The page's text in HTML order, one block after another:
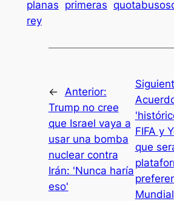
planas primeras
rey
←
Anterior:
Trump no cree
que Israel vaya a
usar una bomba
nuclear contra
Irán: 'Nunca haría
eso'
FIFA y
que
Mundial